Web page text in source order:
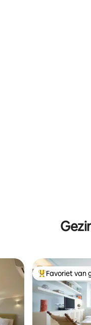
Topfavoriet
Favoriet van